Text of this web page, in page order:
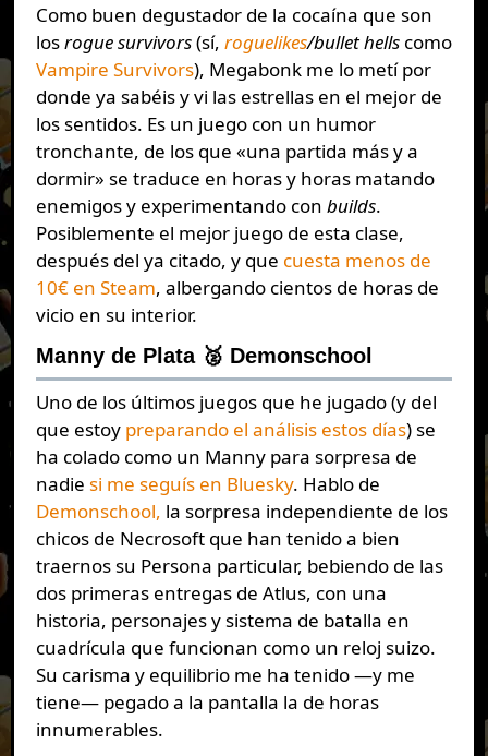
Como buen degustador de la cocaína que son
losrogue survivors(sí, roguelikes/bullet hellscomo
Vampire Survivors), Megabonk me lo metí por
donde ya sabéis y vi las estrellas en el mejor de
los sentidos. Es un juego con un humor
tronchante, de los que «una partida más y a
dormir» se traduce en horas y horas matando
enemigos y experimentando con builds.
Posiblemente el mejor juego de esta clase,
después del ya citado, y que cuesta menos de
10€ en Steam, albergando cientos de horas de
vicio en su interior.
Manny de Plata 🥈 Demonschool
Uno de los últimos juegos que he jugado (y del
que estoy preparando el análisis estos días) se
ha colado como un Manny para sorpresa de
nadie si me seguís en Bluesky. Hablo de
Demonschool, la sorpresa independiente de los
chicos de Necrosoft que han tenido a bien
traernos su Persona particular, bebiendo de las
dos primeras entregas de Atlus, con una
historia, personajes y sistema de batalla en
cuadrícula que funcionan como un reloj suizo.
Su carisma y equilibrio me ha tenido —y me
tiene— pegado a la pantalla la de horas
innumerables.